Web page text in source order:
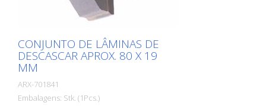
CONJUNTO DE LÂMINAS DE
DESCASCAR APROX. 80 X 19
MM
ARX-701841
Embalagens: Stk. (1Pcs.)